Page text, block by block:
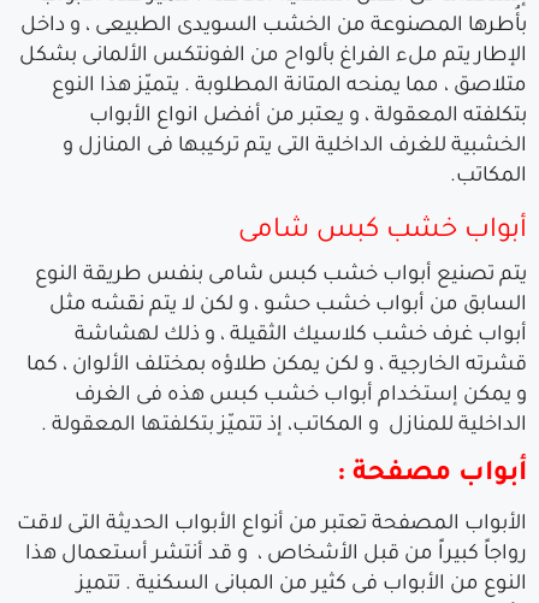
بأُطرها المصنوعة من الخشب السويدى الطبيعى ، و داخل
الإطار يتم ملء الفراغ بألواح من الفونتكس الألمانى بشكل
متلاصق ، مما يمنحه المتانة المطلوبة . يتميّز هذا النوع
بتكلفته المعقولة ، و يعتبر من أفضل انواع الأبواب
الخشبية للغرف الداخلية التى يتم تركيبها فى المنازل و
المكاتب.
أبواب خشب كبس شامى
يتم تصنيع أبواب خشب كبس شامى بنفس طريقة النوع
السابق من أبواب خشب حشو ، و لكن لا يتم نقشه مثل
أبواب غرف خشب كلاسيك الثقيلة ، و ذلك لهشاشة
قشرته الخارجية ، و لكن يمكن طلاؤه بمختلف الألوان ، كما
و يمكن إستخدام أبواب خشب كبس هذه فى الغرف
الداخلية للمنازل و المكاتب، إذ تتميّز بتكلفتها المعقولة .
أبواب مصفحة :
الأبواب المصفحة تعتبر من أنواع الأبواب الحديثة التى لاقت
رواجاً كبيراً من قبل الأشخاص ، و قد أنتشر أستعمال هذا
النوع من الأبواب فى كثير من المبانى السكنية . تتميز